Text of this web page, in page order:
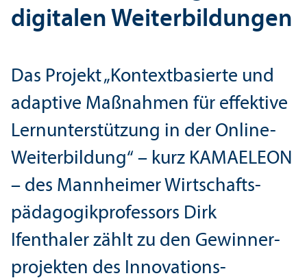
digitalen Weiterbildungen
Das Projekt „Kontext­basierte und
adaptive Maßnahmen für effektive
Lern­unter­stützung in der Online-
Weiterbildung“ – kurz KAMAELEON
– des Mannheimer Wirtschafts­
pädagogikprofessors Dirk
Ifenthaler zählt zu den Gewinner­
projekten des Innovations­